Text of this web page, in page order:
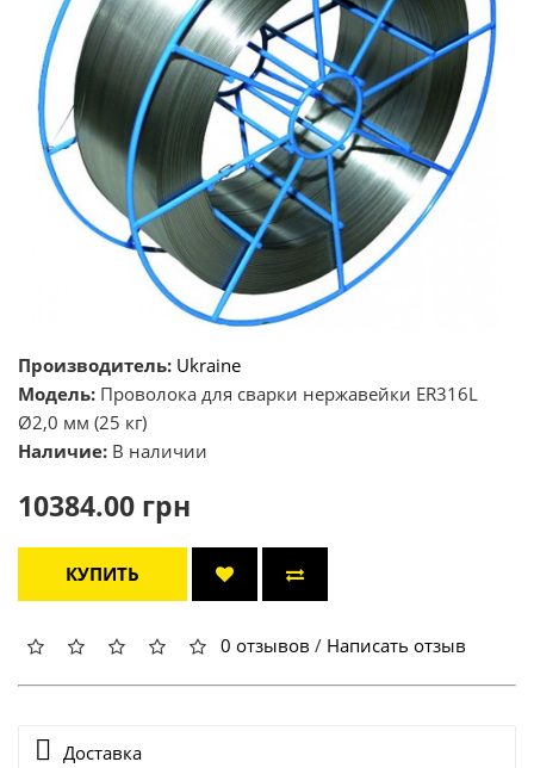
Производитель: Ukraine
Модель: Проволока для сварки нержавейки ER316L
Ø2,0 мм (25 кг)
Наличие: В наличии
10384.00 грн
КУПИТЬ
0 отзывов / Написать отзыв
Доставка